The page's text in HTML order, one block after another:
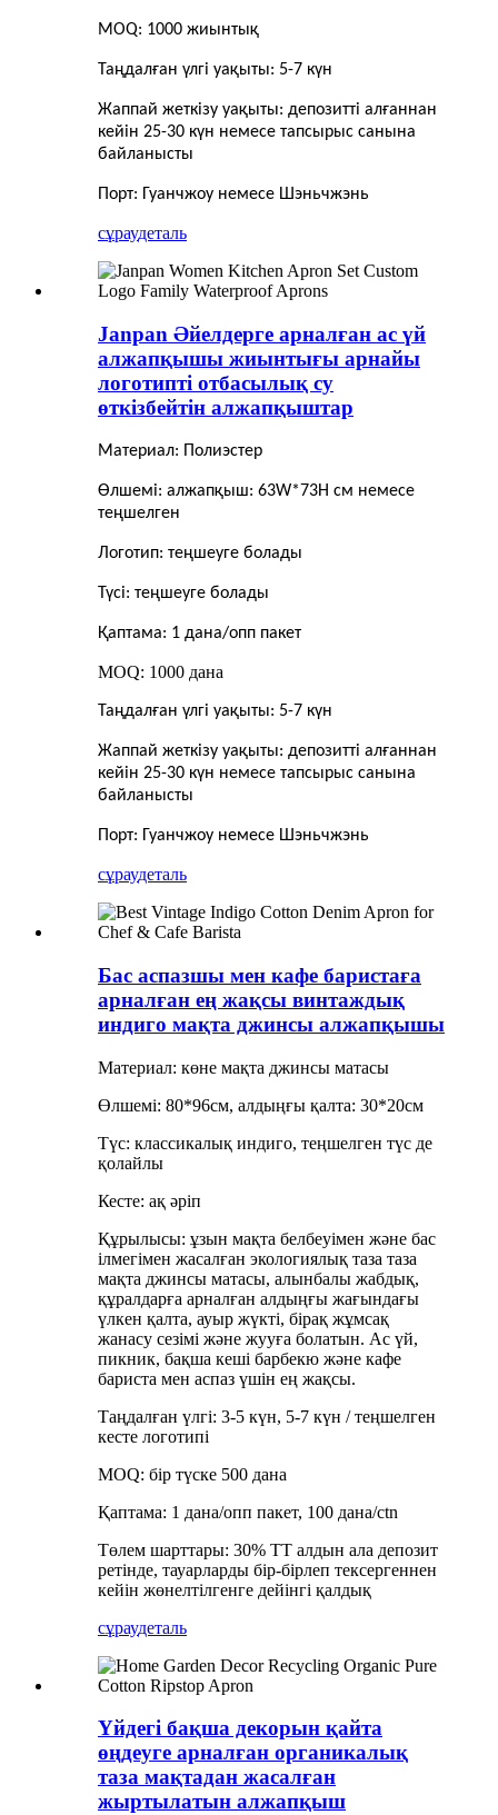
MOQ: 1000 жиынтық
Таңдалған үлгі уақыты: 5-7 күн
Жаппай жеткізу уақыты: депозитті алғаннан
кейін 25-30 күн немесе тапсырыс санына
байланысты
Порт: Гуанчжоу немесе Шэньчжэнь
сұраудеталь
Janpan Әйелдерге арналған ас үй
алжапқышы жиынтығы арнайы
логотипті отбасылық су
өткізбейтін алжапқыштар
Материал: Полиэстер
Өлшемі: алжапқыш: 63W*73H см немесе
теңшелген
Логотип: теңшеуге болады
Түсі: теңшеуге болады
Қаптама: 1 дана/опп пакет
MOQ: 1000 дана
Таңдалған үлгі уақыты: 5-7 күн
Жаппай жеткізу уақыты: депозитті алғаннан
кейін 25-30 күн немесе тапсырыс санына
байланысты
Порт: Гуанчжоу немесе Шэньчжэнь
сұраудеталь
Бас аспазшы мен кафе баристаға
арналған ең жақсы винтаждық
индиго мақта джинсы алжапқышы
Материал: көне мақта джинсы матасы
Өлшемі: 80*96см, алдыңғы қалта: 30*20см
Түс: классикалық индиго, теңшелген түс де
қолайлы
Кесте: ақ әріп
Құрылысы: ұзын мақта белбеуімен және бас
ілмегімен жасалған экологиялық таза таза
мақта джинсы матасы, алынбалы жабдық,
құралдарға арналған алдыңғы жағындағы
үлкен қалта, ауыр жүкті, бірақ жұмсақ
жанасу сезімі және жууға болатын. Ас үй,
пикник, бақша кеші барбекю және кафе
бариста мен аспаз үшін ең жақсы.
Таңдалған үлгі: 3-5 күн, 5-7 күн / теңшелген
кесте логотипі
MOQ: бір түске 500 дана
Қаптама: 1 дана/опп пакет, 100 дана/ctn
Төлем шарттары: 30% TT алдын ала депозит
ретінде, тауарларды бір-бірлеп тексергеннен
кейін жөнелтілгенге дейінгі қалдық
сұраудеталь
Үйдегі бақша декорын қайта
өңдеуге арналған органикалық
таза мақтадан жасалған
жыртылатын алжапқыш